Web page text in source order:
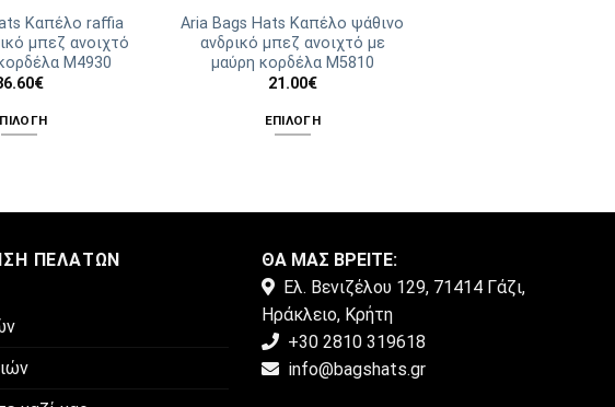
Καπέλο raffia
μπεζ ανοιχτό
Μ4930
€
πολλαπλές
να
επιλεγούν
Aria Bags Hats Καπέλο ψάθινο
ανδρικό μπεζ ανοιχτό με
μαύρη κορδέλα Μ5810
21.00€
ΕΠΙΛΟΓΉ
πολλαπλές
Οι
επιλογές
μπορούν
να
ΠΕΛΑΤΏΝ
ΘΑ ΜΑΣ ΒΡΕΙΤΕ:
Ελ. Βενιζέλου 129, 71414 Γάζι,
Ηράκλειο, Κρήτη
+30 2810 319618
info@bagshats.gr